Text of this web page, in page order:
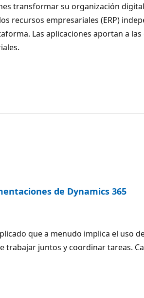
transformar su organización
recursos empresariales (ERP)
Las aplicaciones aportan a
de Dynamics 365
que a menudo implica el uso
juntos y coordinar tareas.